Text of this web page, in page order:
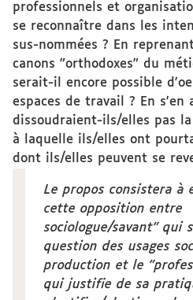
professionnels et
se reconnaître dans les
sus-nommées ? En
canons "orthodoxes" du
serait-il encore possible
espaces de travail ? En s'en
dissoudraient-ils/elles pas
à laquelle ils/elles ont
dont ils/elles peuvent se
Le propos consistera à
cette opposition entre
sociologue/savant" qui
question des usages
production et le
qui justifie de sa